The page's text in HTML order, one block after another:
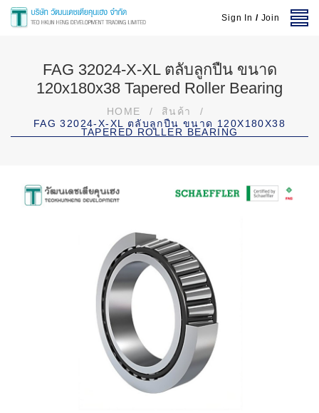
Sign In / Join
FAG 32024-X-XL ตลับลูกปืน ขนาด
120x180x38 Tapered Roller Bearing
HOME / สินค้า
/
FAG 32024-X-XL ตลับลูกปืน ขนาด 120X180X38
TAPERED ROLLER BEARING